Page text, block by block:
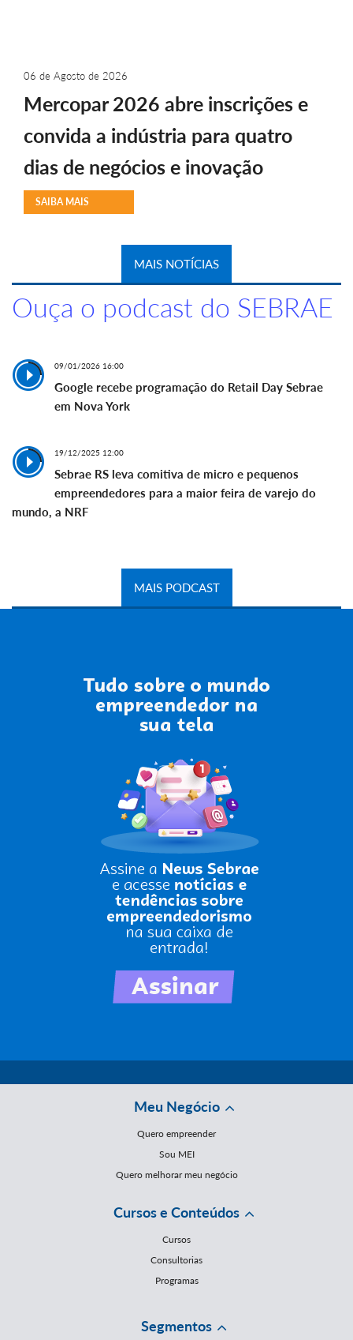
06 de Agosto de 2026
Mercopar 2026 abre inscrições e
convida a indústria para quatro
dias de negócios e inovação
SAIBA MAIS
MAIS NOTÍCIAS
Ouça o podcast do SEBRAE
09/01/2026 16:00
Google recebe programação do Retail Day Sebrae
em Nova York
19/12/2025 12:00
Sebrae RS leva comitiva de micro e pequenos
empreendedores para a maior feira de varejo do
mundo, a NRF
MAIS PODCAST
Meu Negócio
Quero empreender
Sou MEI
Quero melhorar meu negócio
Cursos e Conteúdos
Cursos
Consultorias
Programas
Segmentos